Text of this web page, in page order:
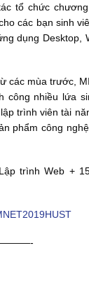
tổ chức
các bạn sinh
dụng Desktop,
các mùa trước,
công nhiều lứa
trình viên tài
phẩm công
trình Web +